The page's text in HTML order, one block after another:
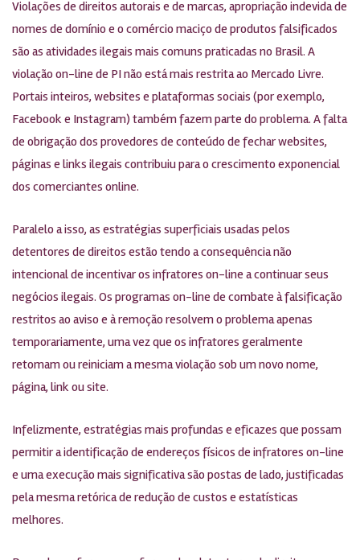
Violações de direitos autorais e de marcas, apropriação indevida de
nomes de domínio e o comércio maciço de produtos falsificados
são as atividades ilegais mais comuns praticadas no Brasil. A
violação on-line de PI não está mais restrita ao Mercado Livre.
Portais inteiros, websites e plataformas sociais (por exemplo,
Facebook e Instagram) também fazem parte do problema. A falta
de obrigação dos provedores de conteúdo de fechar websites,
páginas e links ilegais contribuiu para o crescimento exponencial
dos comerciantes online.
Paralelo a isso, as estratégias superficiais usadas pelos
detentores de direitos estão tendo a consequência não
intencional de incentivar os infratores on-line a continuar seus
negócios ilegais. Os programas on-line de combate à falsificação
restritos ao aviso e à remoção resolvem o problema apenas
temporariamente, uma vez que os infratores geralmente
retomam ou reiniciam a mesma violação sob um novo nome,
página, link ou site.
Infelizmente, estratégias mais profundas e eficazes que possam
permitir a identificação de endereços físicos de infratores on-line
e uma execução mais significativa são postas de lado, justificadas
pela mesma retórica de redução de custos e estatísticas
melhores.